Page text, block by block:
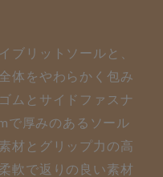
ブリットソールと、
体をやわらかく包み
ムとサイドファスナ
で厚みのあるソール
材とグリップ力の高
軟で返りの良い素材